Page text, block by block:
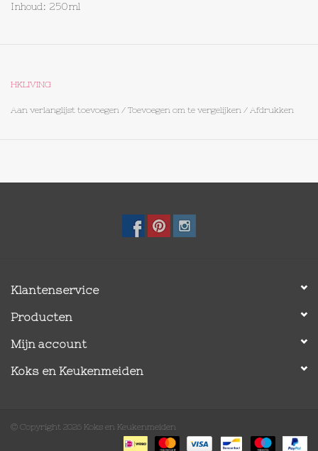
Inhoud: 250ml
HKLIVING
Aan verlanglijst toevoegen / Toevoegen om te vergelijken / Afdrukken
Klantenservice
Producten
Mijn account
Koks en Keukenmeiden
© Copyright 2026 Koks en Keukenmeiden